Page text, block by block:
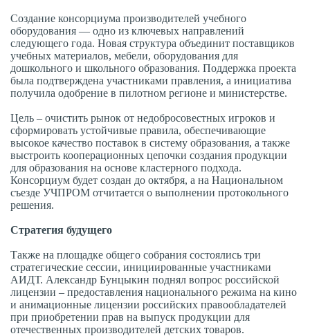
Создание консорциума производителей учебного
оборудования — одно из ключевых направлений
следующего года. Новая структура объединит поставщиков
учебных материалов, мебели, оборудования для
дошкольного и школьного образования. Поддержка проекта
была подтверждена участниками правления, а инициатива
получила одобрение в пилотном регионе и министерстве.
Цель – очистить рынок от недобросовестных игроков и
сформировать устойчивые правила, обеспечивающие
высокое качество поставок в систему образования, а также
выстроить кооперационных цепочки создания продукции
для образования на основе кластерного подхода.
Консорциум будет создан до октября, а на Национальном
съезде УЧПРОМ отчитается о выполнении протокольного
решения.
Стратегия будущего
Также на площадке общего собрания состоялись три
стратегические сессии, инициированные участниками
АИДТ. Александр Бунцыкин поднял вопрос российской
лицензии – предоставления национального режима на кино
и анимационные лицензии российских правообладателей
при приобретении прав на выпуск продукции для
отечественных производителей детских товаров.